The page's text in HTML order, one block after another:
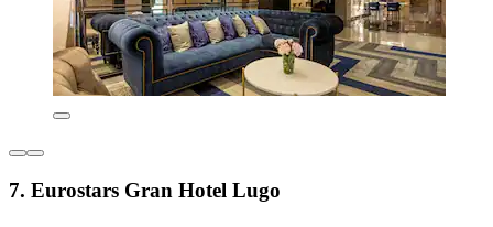
7. Eurostars Gran Hotel Lugo